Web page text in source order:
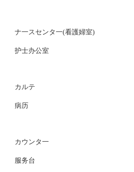
ナ一スセンタ一(看護婦室)
护士办公室
カルテ
病历
カウンタ一
服务台